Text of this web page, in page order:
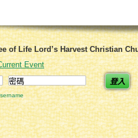
of Life Lord’s Harvest Christian
Event
登入